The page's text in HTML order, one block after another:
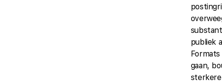
publiek
gaan,